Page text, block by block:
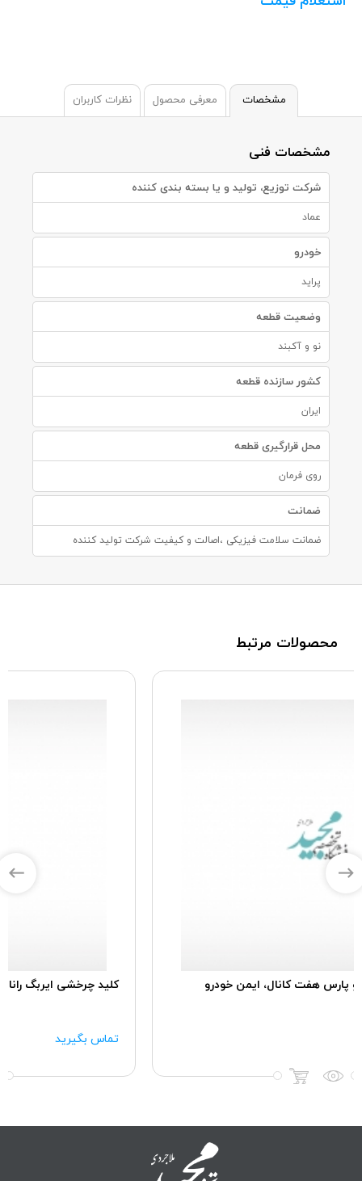
مشخصات معرفی محصول نظرات کاربران
مشخصات فنی
شرکت توزیع، تولید و یا بسته بندی کننده
عماد
خودرو
پراید
وضعیت قطعه
نو و آکبند
کشور سازنده قطعه
ایران
محل قرارگیری قطعه
روی فرمان
ضمانت
ضمانت سلامت فیزیکی ،اصالت و کیفیت شرکت تولید کننده
محصولات مرتبط
کلید چرخشی ایربگ رانا IK00442280، ایمن خودرو